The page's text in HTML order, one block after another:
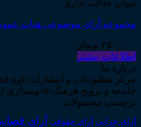
دیوان عدالت اداری
مجموعه آرای موضوعی هیات عمومی
۳۵۰,۰۰۰ تومان
اطلاعات بیشتر
درباره ما
جامعه و ترویج فرهنگ قانونمداری (بند ۱۶ و ۱۰) ابلاغیه ۱۳۸۱/۷/۲۸ شروع به فعالیت
برچسب محصولات
آرای جزایی آرای حقوقی آرای